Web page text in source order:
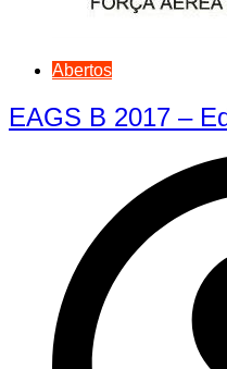
Abertos
EAGS B 2017 –